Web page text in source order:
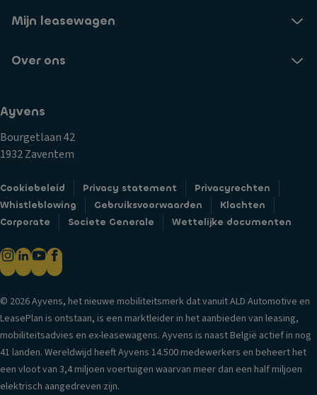
v
c
n
g
V
li
c
h
ti
n
g
a
a
n
bi
j
d
er
o
er
V
n
til
a
e
s
st
e
e
m
Kl
t
a
lit
c
o
n
ol
e
V
si
e-
f
o
r
m
a
Mijn leasewagen
Over ons
Ayvens
Bourgetlaan 42
1932 Zaventem
Cookiebeleid Privacy statement
Privacyrechten
Whistleblowing
Gebruiksvoorwaarden
Klachten
Corporate
Societe Generale Wettelijke documenten
© 2026 Ayvens, het nieuwe mobiliteitsmerk dat vanuit ALD Automotive en
LeasePlan is ontstaan, is een marktleider in het aanbieden van leasing,
mobiliteitsadvies en ex-leasewagens. Ayvens is naast België actief in nog
41 landen. Wereldwijd heeft Ayvens 14.500 medewerkers en beheert het
een vloot van 3,4 miljoen voertuigen waarvan meer dan een half miljoen
elektrisch aangedreven zijn.